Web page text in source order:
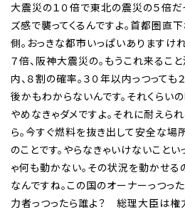
大震災の１０倍で東北の震災の５倍だ
ズ感で襲ってくるんですよ。首都圏直下
側。おっきな都市いっぱいありますけれ
７倍、阪神大震災の。もうこれ来ること
内、８割の確率。３０年以内っつって
後かもわからないんです。それくらい
やめなきゃダメですよ。それに耐えら
ら。今すぐ燃料を抜き出して安全な場
のことです。やらなきゃいけないこと
ゃ何も動かない。その状況を動かせ
なんですね。この国のオーナーっつ
力者っつったら誰よ？ 総理大臣は権